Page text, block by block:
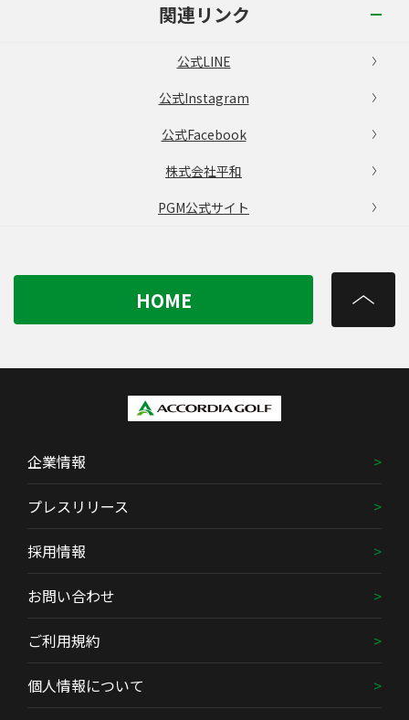
関連リンク
公式LINE
公式Instagram
公式Facebook
株式会社平和
PGM公式サイト
HOME
企業情報
プレスリリース
採用情報
お問い合わせ
ご利用規約
個人情報について